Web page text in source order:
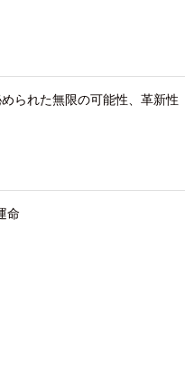
られた無限の可能性、革新性
命